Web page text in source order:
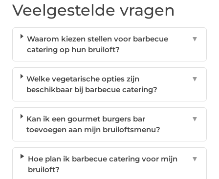
Veelgestelde vragen
Waarom kiezen stellen voor barbecue
catering op hun bruiloft?
▼
Welke vegetarische opties zijn
beschikbaar bij barbecue catering?
▼
Kan ik een gourmet burgers bar
toevoegen aan mijn bruiloftsmenu?
▼
Hoe plan ik barbecue catering voor mijn
bruiloft?
▼